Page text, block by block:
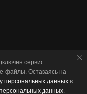
сервис
файлы. Оставаясь на
персональных данных в
данных.
данных